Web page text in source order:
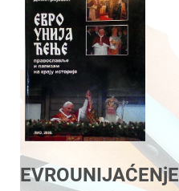
EVROUNIJAĆENjE